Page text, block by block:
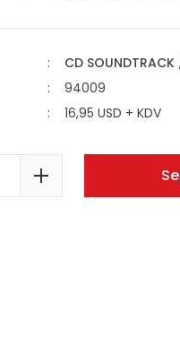
CD
94009
16,95 USD + KDV